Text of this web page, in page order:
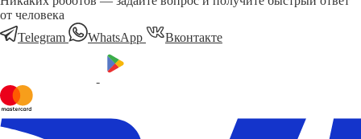
от человека
Telegram
WhatsApp Вконтакте